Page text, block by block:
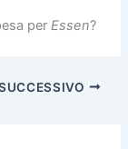
per Essen?